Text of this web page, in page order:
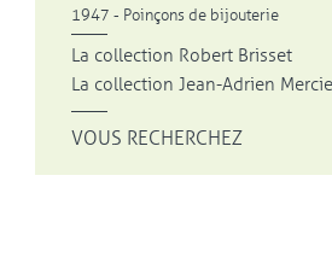
1947 - Poinçons de bijouterie
La collection Robert Brisset
La collection Jean-Adrien
VOUS RECHERCHEZ